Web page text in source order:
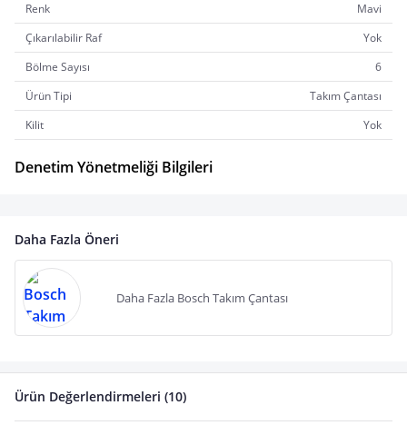
Renk
Mavi
Çıkarılabilir Raf
Yok
Bölme Sayısı
6
Ürün Tipi
Takım Çantası
Kilit
Yok
Denetim Yönetmeliği Bilgileri
Daha Fazla Öneri
Daha Fazla Bosch Takım Çantası
Ürün Değerlendirmeleri (10)